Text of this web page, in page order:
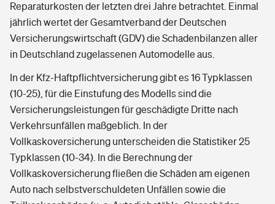
Reparaturkosten der letzten drei Jahre betrachtet. Einmal
jährlich wertet der Gesamtverband der Deutschen
Versicherungswirtschaft (GDV) die Schadenbilanzen aller
in Deutschland zugelassenen Automodelle aus.
In der Kfz-Haftpflichtversicherung gibt es 16 Typklassen
(10-25), für die Einstufung des Modells sind die
Versicherungsleistungen für geschädigte Dritte nach
Verkehrsunfällen maßgeblich. In der
Vollkaskoversicherung unterscheiden die Statistiker 25
Typklassen (10-34). In die Berechnung der
Vollkaskoversicherung fließen die Schäden am eigenen
Auto nach selbstverschuldeten Unfällen sowie die